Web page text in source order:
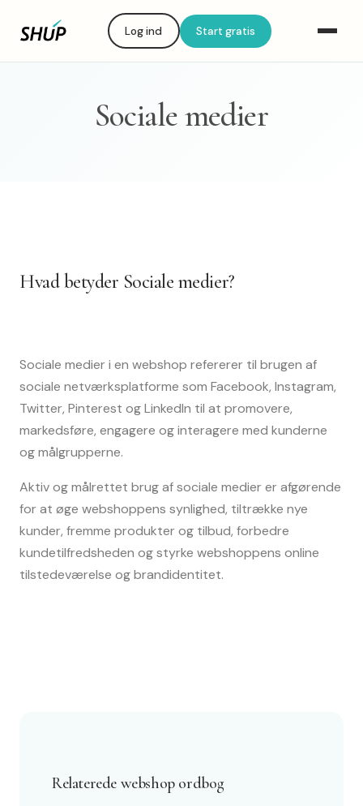
Log ind Start gratis
Sociale medier
Hvad betyder Sociale medier?
Sociale medier i en webshop refererer til brugen af
sociale netværksplatforme som Facebook, Instagram,
Twitter, Pinterest og LinkedIn til at promovere,
markedsføre, engagere og interagere med kunderne
og målgrupperne.
Aktiv og målrettet brug af sociale medier er afgørende
for at øge webshoppens synlighed, tiltrække nye
kunder, fremme produkter og tilbud, forbedre
kundetilfredsheden og styrke webshoppens online
tilstedeværelse og brandidentitet.
Relaterede webshop ordbog